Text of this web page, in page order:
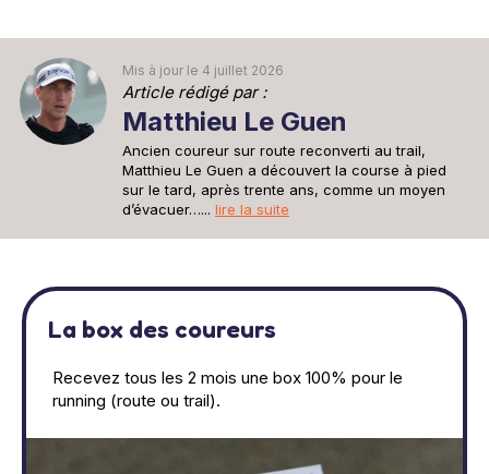
Mis à jour le 4 juillet 2026
Article rédigé par :
Matthieu Le Guen
Ancien coureur sur route reconverti au trail,
Matthieu Le Guen a découvert la course à pied
sur le tard, après trente ans, comme un moyen
d’évacuer…... lire la suite
La box des coureurs
Recevez tous les 2 mois une box 100% pour le
running (route ou trail).